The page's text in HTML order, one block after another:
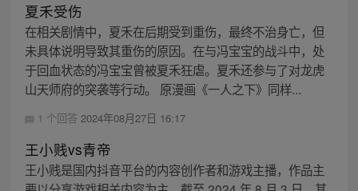
夏禾受伤
在相关剧情中，夏禾在后期受到重伤，最终不治身亡，但
未具体说明导致其重伤的原因。在与冯宝宝的战斗中，处
于回血状态的冯宝宝曾被夏禾狂虐。夏禾还参与了对龙虎
山天师府的突袭等行动。 原漫画《一人之下》同样...
1 个回答 2024年08月27日 16:17
王小贱vs青帝
王小贱是国内抖音平台的内容创作者和游戏主播，作品主